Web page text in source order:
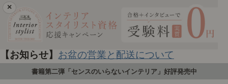
×
【お知らせ】 お盆の営業と配送について
書籍第二弾「センスのいらないインテリア」好評発売中